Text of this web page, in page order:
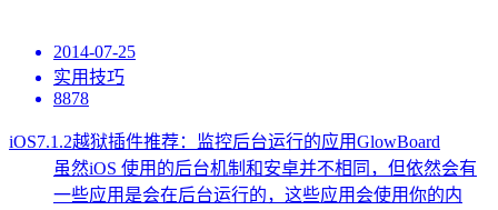
2014-07-25
实用技巧
8878
iOS7.1.2越狱插件推荐：监控后台运行的应用GlowBoard
虽然iOS 使用的后台机制和安卓并不相同，但依然会有
一些应用是会在后台运行的，这些应用会使用你的内